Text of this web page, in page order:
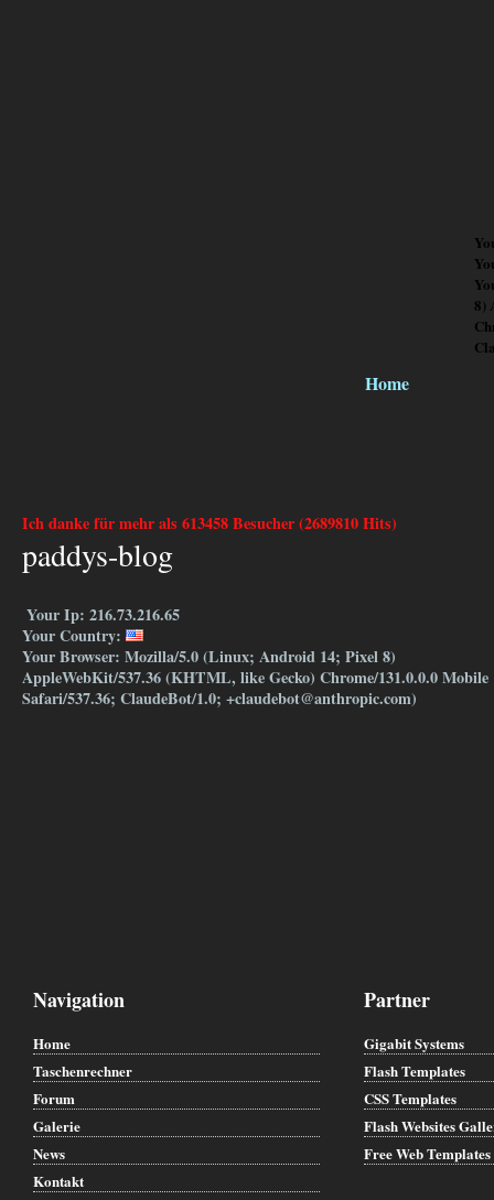
8)
Home
Ich danke für mehr als 613458 Besucher (2689810 Hits)
paddys-blog
Your Ip: 216.73.216.65
Your Country:
Your Browser: Mozilla/5.0 (Linux; Android 14; Pixel 8)
AppleWebKit/537.36 (KHTML, like Gecko) Chrome/131.0.0.0 Mobile
Safari/537.36; ClaudeBot/1.0; +claudebot@anthropic.com)
Navigation
Home
Taschenrechner
Forum
Galerie
News
Kontakt
Partner
Gigabit Systems
Flash Templates
CSS Templates
Flash Websites
Free Web Templates